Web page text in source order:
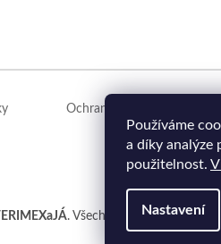
Používáme
a díky analýze
použitelnost.
Nastavení
Ochrana osobních údajů
. Všechna práva vyhrazena.